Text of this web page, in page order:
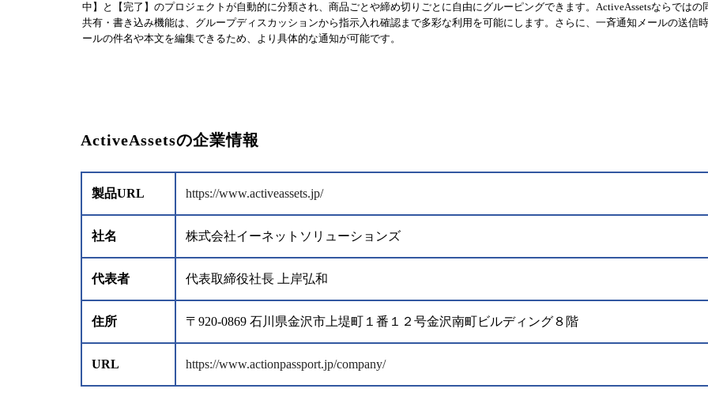
中】と【完了】のプロジェクトが自動的に分類され、商品ごとや締め切りごとに自由にグルーピングできます。ActiveAssetsならではの
共有・書き込み機能は、グループディスカッションから指示入れ確認まで多彩な利用を可能にします。さらに、一斉通知メールの送信
ールの件名や本文を編集できるため、より具体的な通知が可能です。
ActiveAssetsの企業情報
製品URL https://www.activeassets.jp/
社名 株式会社イーネットソリューションズ
代表者 代表取締役社長 上岸弘和
住所 〒920-0869 石川県金沢市上堤町１番１２号金沢南町ビルディング８階
URL https://www.actionpassport.jp/company/